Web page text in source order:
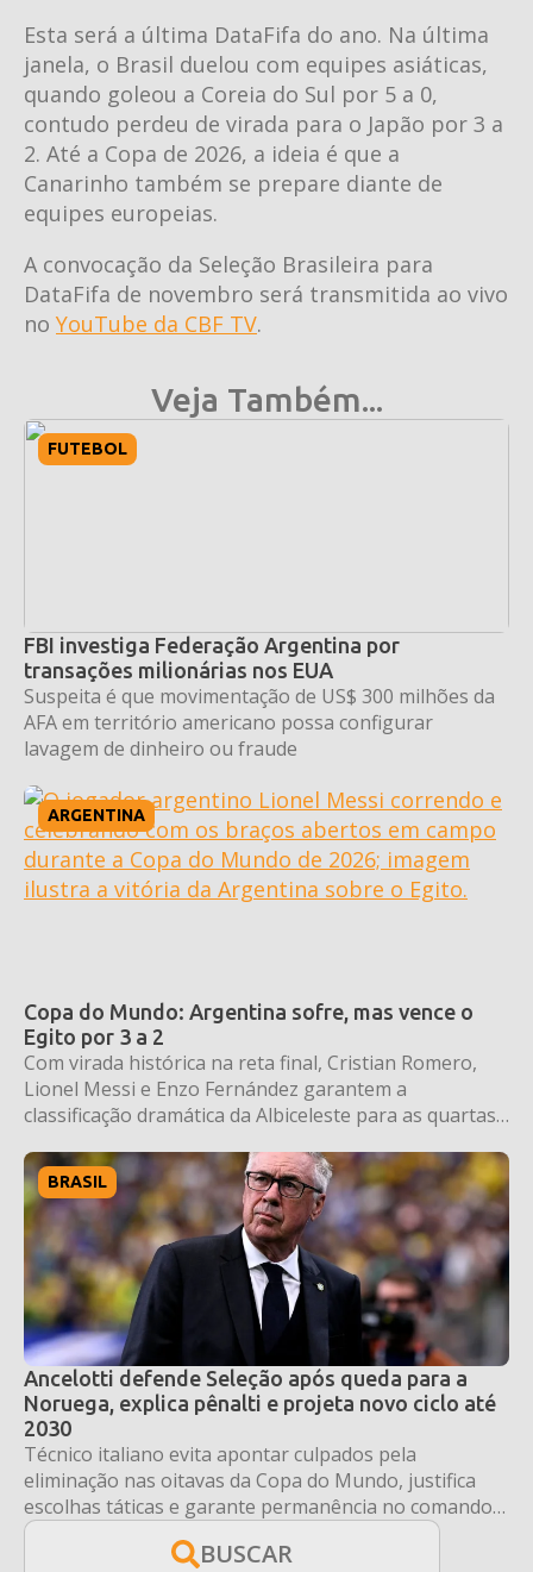
Esta será a última DataFifa do ano. Na última
janela, o Brasil duelou com equipes asiáticas,
quando goleou a Coreia do Sul por 5 a 0,
contudo perdeu de virada para o Japão por 3 a
2. Até a Copa de 2026, a ideia é que a
Canarinho também se prepare diante de
equipes europeias.
A convocação da Seleção Brasileira para
DataFifa de novembro será transmitida ao vivo
no YouTube da CBF TV.
Veja Também...
FUTEBOL
FBI investiga Federação Argentina por
transações milionárias nos EUA
Suspeita é que movimentação de US$ 300 milhões da
AFA em território americano possa configurar
lavagem de dinheiro ou fraude
ARGENTINA
Copa do Mundo: Argentina sofre, mas vence o
Egito por 3 a 2
Com virada histórica na reta final, Cristian Romero,
Lionel Messi e Enzo Fernández garantem a
classificação dramática da Albiceleste para as quartas
BRASIL
Ancelotti defende Seleção após queda para a
Noruega, explica pênalti e projeta novo ciclo até
2030
Técnico italiano evita apontar culpados pela
eliminação nas oitavas da Copa do Mundo, justifica
escolhas táticas e garante permanência no comando
do Brasil.
BUSCAR